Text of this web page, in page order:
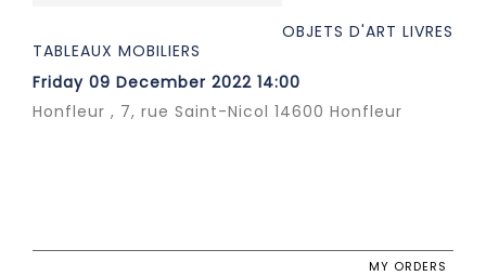
OBJETS D'ART LIVRES
TABLEAUX MOBILIERS
Friday 09 December 2022 14:00
Honfleur , 7, rue Saint-Nicol 14600 Honfleur
MY ORDERS